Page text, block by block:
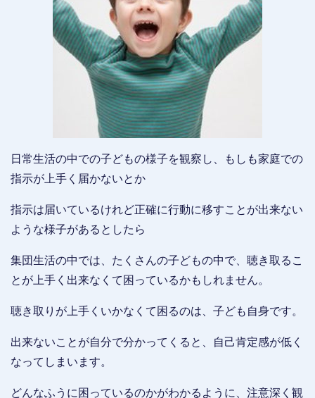
日常生活の中での子どもの様子を観察し、もしも家庭での
指示が上手く届かないとか
指示は届いているけれど正確に行動に移すことが出来ない
ような様子があるとしたら
集団生活の中では、たくさんの子どもの中で、聴き取るこ
とが上手く出来なくて困っているかもしれません。
聴き取りが上手くいかなくて困るのは、子ども自身です。
出来ないことが自分で分かってくると、自己肯定感が低く
なってしまいます。
どんなふうに困っているのかがわかるように、注意深く観